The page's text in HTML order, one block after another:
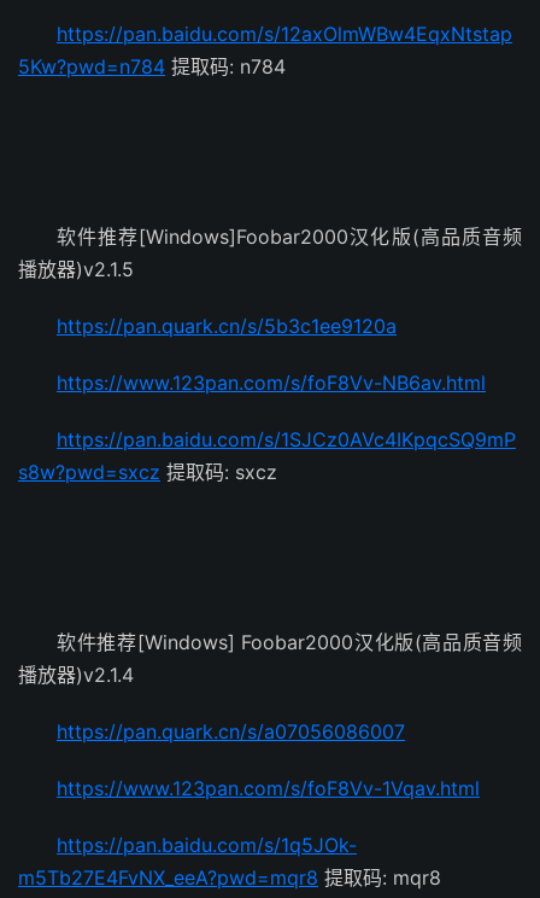
https://pan.baidu.com/s/12axOlmWBw4EqxNtstap
5Kw?pwd=n784 提取码: n784
软件推荐[Windows]Foobar2000汉化版(高品质音频
播放器)v2.1.5
https://pan.quark.cn/s/5b3c1ee9120a
https://www.123pan.com/s/foF8Vv-NB6av.html
https://pan.baidu.com/s/1SJCz0AVc4IKpqcSQ9mP
s8w?pwd=sxcz 提取码: sxcz
软件推荐[Windows] Foobar2000汉化版(高品质音频
播放器)v2.1.4
https://pan.quark.cn/s/a07056086007
https://www.123pan.com/s/foF8Vv-1Vqav.html
https://pan.baidu.com/s/1q5JOk-
m5Tb27E4FvNX_eeA?pwd=mqr8 提取码: mqr8